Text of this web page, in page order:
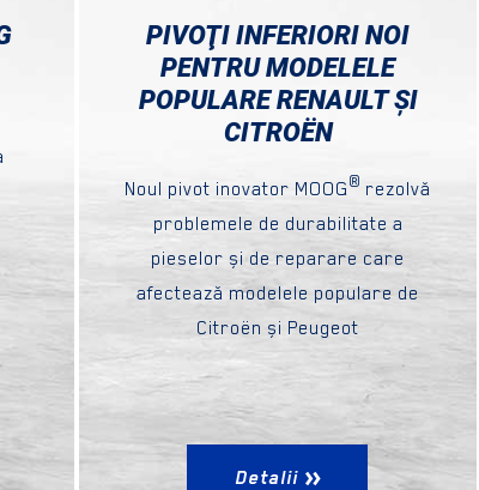
PIVOŢI INFERIORI NOI
PENTRU MODELELE
POPULARE RENAULT ȘI
CITROËN
Noul pivot inovator MOOG® rezolvă
problemele de durabilitate a
pieselor și de reparare care
afectează modelele populare de
Citroën și Peugeot
Detalii